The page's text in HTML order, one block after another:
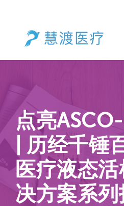
点亮
| 历经千锤
医疗液态
决方案系